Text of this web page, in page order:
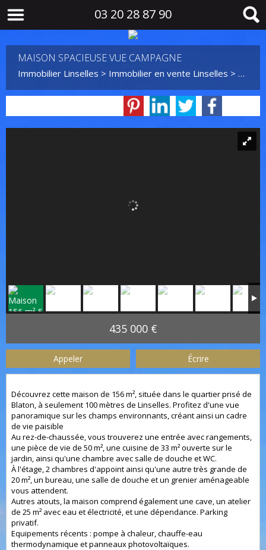
03 20 28 87 90
MAISON SPACIEUSE VUE CAMPAGNE
Immobilier Linselles > Immobilier en vente Linselles >
435 000 €
Appeler Écrire
Découvrez cette maison de 156 m², située dans le quartier prisé de
Blaton, à seulement 100 mètres de Linselles. Profitez d'une vue
panoramique sur les champs environnants, créant ainsi un cadre
de vie paisible
Au rez-de-chaussée, vous trouverez une entrée avec rangements,
une pièce de vie de 50 m², une cuisine de 33 m² ouverte sur le
jardin, ainsi qu'une chambre avec salle de douche et WC.
À l'étage, 2 chambres d'appoint ainsi qu'une autre très grande de
20 m², un bureau, une salle de douche et un grenier aménageable
vous attendent.
Autres atouts, la maison comprend également une cave, un atelier
de 25 m² avec eau et électricité, et une dépendance. Parking
privatif.
Equipements récents : pompe à chaleur, chauffe-eau
thermodynamique et panneaux photovoltaïques.